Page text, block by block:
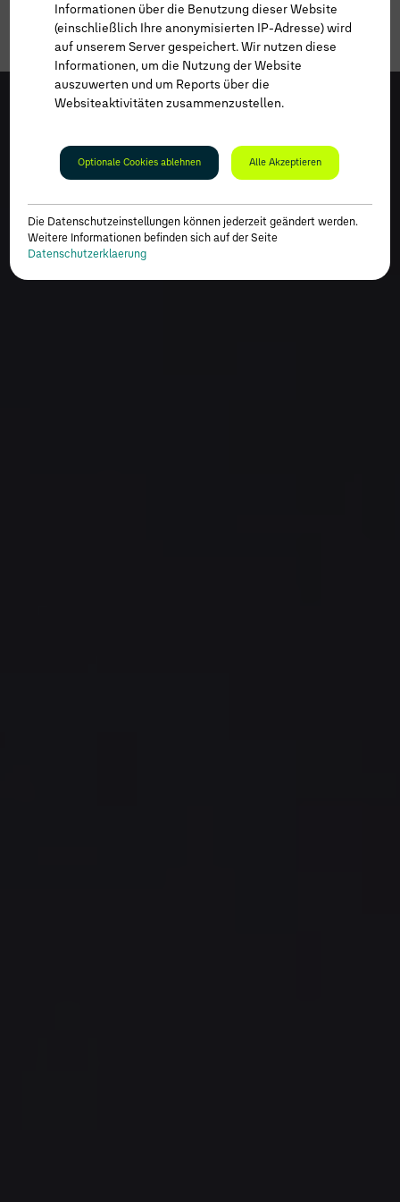
Informationen über die Benutzung dieser Website
(einschließlich Ihre anonymisierten IP-Adresse) wird
auf unserem Server gespeichert. Wir nutzen diese
Informationen, um die Nutzung der Website
auszuwerten und um Reports über die
Websiteaktivitäten zusammenzustellen.
Optionale Cookies ablehnen Alle Akzeptieren
Die Datenschutzeinstellungen können jederzeit geändert werden.
Weitere Informationen befinden sich auf der Seite
Datenschutzerklaerung